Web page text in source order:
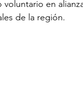
voluntario en
de la región.